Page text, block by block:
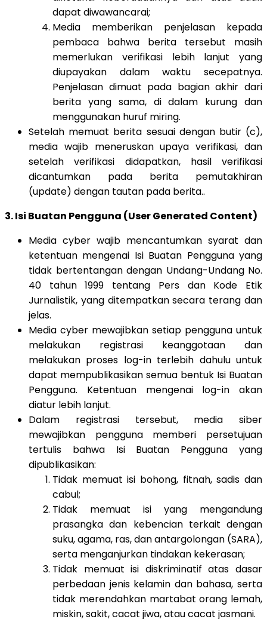
dapat diwawancarai;
Media memberikan penjelasan kepada
pembaca bahwa berita tersebut masih
memerlukan verifikasi lebih lanjut yang
diupayakan dalam waktu secepatnya.
Penjelasan dimuat pada bagian akhir dari
berita yang sama, di dalam kurung dan
menggunakan huruf miring.
Setelah memuat berita sesuai dengan butir (c),
media wajib meneruskan upaya verifikasi, dan
setelah verifikasi didapatkan, hasil verifikasi
dicantumkan pada berita pemutakhiran
(update) dengan tautan pada berita..
3. Isi Buatan Pengguna (User Generated Content)
Media cyber wajib mencantumkan syarat dan
ketentuan mengenai Isi Buatan Pengguna yang
tidak bertentangan dengan Undang-Undang No.
40 tahun 1999 tentang Pers dan Kode Etik
Jurnalistik, yang ditempatkan secara terang dan
jelas.
Media cyber mewajibkan setiap pengguna untuk
melakukan registrasi keanggotaan dan
melakukan proses log-in terlebih dahulu untuk
dapat mempublikasikan semua bentuk Isi Buatan
Pengguna. Ketentuan mengenai log-in akan
diatur lebih lanjut.
Dalam registrasi tersebut, media siber
mewajibkan pengguna memberi persetujuan
tertulis bahwa Isi Buatan Pengguna yang
dipublikasikan:
Tidak memuat isi bohong, fitnah, sadis dan
cabul;
Tidak memuat isi yang mengandung
prasangka dan kebencian terkait dengan
suku, agama, ras, dan antargolongan (SARA),
serta menganjurkan tindakan kekerasan;
Tidak memuat isi diskriminatif atas dasar
perbedaan jenis kelamin dan bahasa, serta
tidak merendahkan martabat orang lemah,
miskin, sakit, cacat jiwa, atau cacat jasmani.